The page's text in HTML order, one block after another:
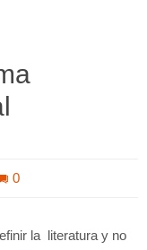
0
la literatura y no